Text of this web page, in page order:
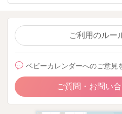
ご利用のルー
ベビーカレンダーへのご意見
ご質問・お問い